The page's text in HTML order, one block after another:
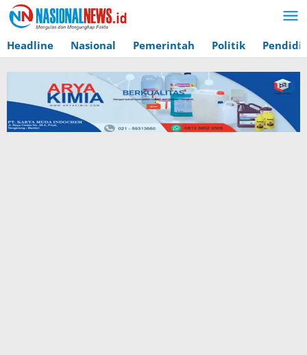
Lewati
ke
konten
Headline Nasional Pemerintah Politik